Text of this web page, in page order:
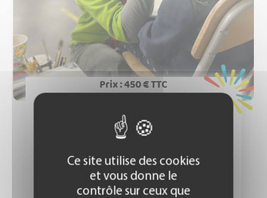
Prix : 450 € TTC
SPECTACLES ARTISTES
Ce site utilise des cookies
et vous donne le
contrôle sur ceux que